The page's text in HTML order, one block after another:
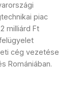
piac
milliárd Ft
cég vezetése
Romániában.